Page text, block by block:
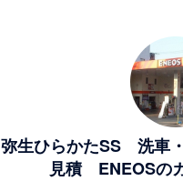
弥生ひらかたSS 洗車
見積 ENEOSの